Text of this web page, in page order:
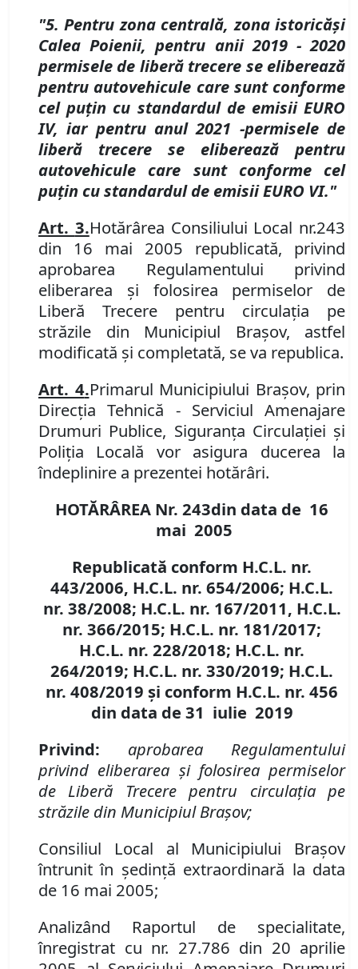
"5. Pentru zona centrală, zona istoricăși
Calea Poienii,pentru anii 2019 -2020
permisele de liberătrecere se eliberează
pentru autovehicule care sunt conforme
cel puţin cu standardul de emisii EURO
IV, iar pentru anul 2021 -permisele de
liberă trecere se eliberează pentru
autovehicule care sunt conforme cel
puţin cu standardul de emisii EURO VI."
Art. 3.Hotărârea Consiliului Local nr.243
din 16 mai 2005 republicată, privind
aprobarea Regulamentului privind
eliberarea și folosirea permiselor de
Liberă Trecere pentru circulația pe
străzile din Municipiul Brașov, astfel
modificată şi completată, se va republica.
Art. 4.Primarul Municipiului Braşov, prin
Direcţia Tehnică - Serviciul Amenajare
Drumuri Publice, Siguranţa Circulaţiei şi
Poliția Locală vor asigura ducerea la
îndeplinire a prezentei hotărâri.
HOTĂRÂREA Nr. 243din data de 16
mai 2005
Republicată conform H.C.L. nr.
443/2006, H.C.L. nr. 654/2006; H.C.L.
nr. 38/2008; H.C.L. nr. 167/2011, H.C.L.
nr. 366/2015; H.C.L. nr. 181/2017;
H.C.L. nr. 228/2018; H.C.L. nr.
264/2019; H.C.L. nr. 330/2019; H.C.L.
nr. 408/2019 şi conform H.C.L. nr. 456
din data de 31 iulie 2019
Privind: aprobarea Regulamentului
privind eliberarea şi folosirea permiselor
de Liberă Trecere pentru circulaţia pe
străzile din Municipiul Braşov;
Consiliul Local al Municipiului Braşov
întrunit în şedinţă extraordinară la data
de 16 mai 2005;
Analizând Raportul de specialitate,
înregistrat cu nr. 27.786 din 20 aprilie